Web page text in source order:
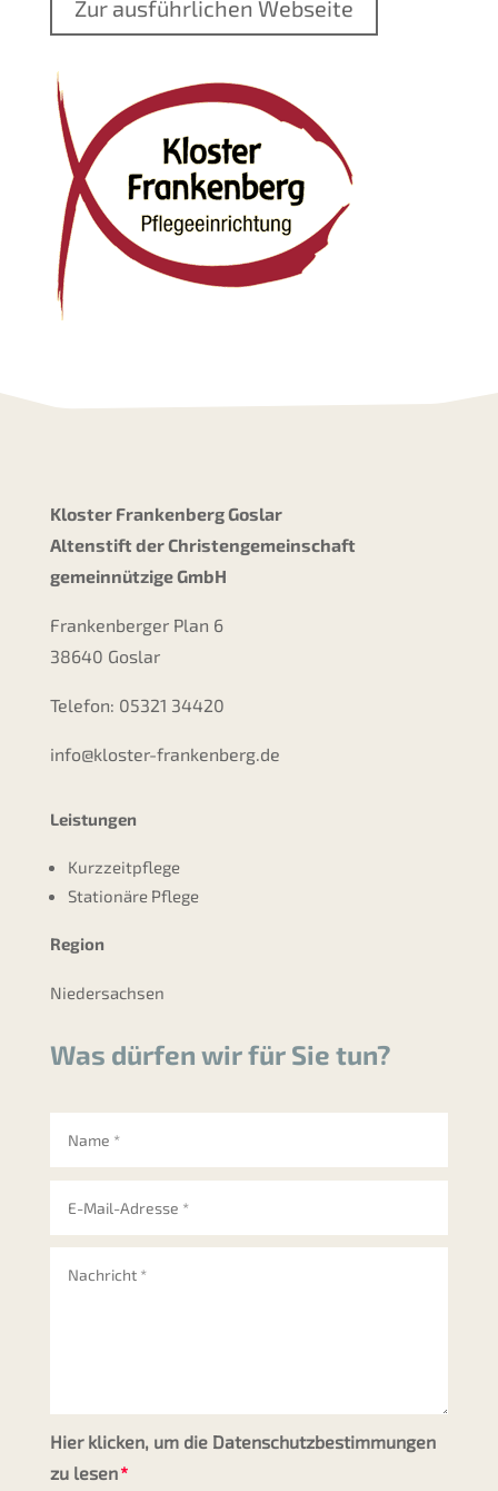
Zur ausführlichen Webseite
Kloster Frankenberg Goslar
Altenstift der Christengemeinschaft
gemeinnützige GmbH
Frankenberger Plan 6
38640 Goslar
Telefon: 05321 34420
info@kloster-frankenberg.de
Leistungen
Kurzzeitpflege
Stationäre Pflege
Region
Niedersachsen
Was dürfen wir für Sie tun?
Hier klicken, um die Datenschutzbestimmungen
zu lesen